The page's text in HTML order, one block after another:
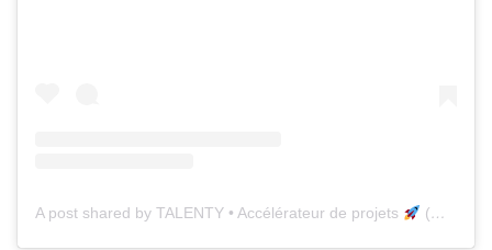
A post shared by TALENTY • Accélérateur de projets (@talentyfr)